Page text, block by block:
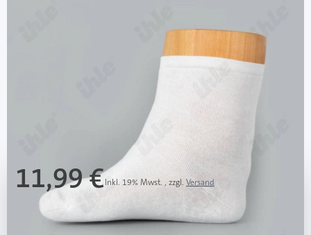
Ihle Diabetikersocke weiß Gr. 35-38 -
extra weit Microplüsch / 1 Paar
Lieferzeit bis zu 3 Wochen
11,99 €Inkl. 19% Mwst. , zzgl. Versand
Ab 3 Stk.
(0,50 € Ersparnis pro Stk.)